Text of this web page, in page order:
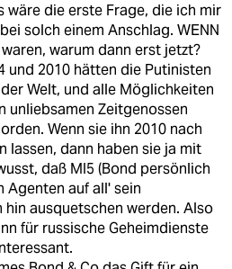
wäre die erste Frage, die ich mir
solch einem Anschlag. WENN
warum dann erst jetzt?
und 2010 hätten die Putinisten
Welt, und alle Möglichkeiten
unliebsamen Zeitgenossen
Wenn sie ihn 2010 nach
lassen, dann haben sie ja mit
daß MI5 (Bond persönlich
Agenten auf all' sein
hin ausquetschen werden. Also
für russische Geheimdienste